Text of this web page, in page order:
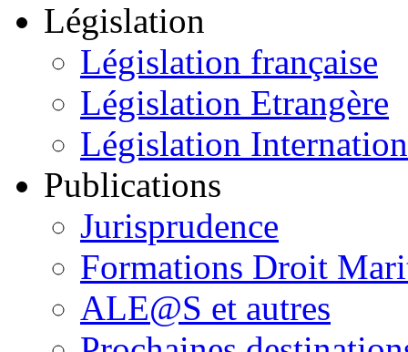
Législation
Législation française
Législation Etrangère
Législation
Publications
Jurisprudence
Formations Droit
ALE@S et autres